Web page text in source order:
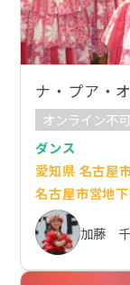
ナ・プア・
オンライン不可
ダンス
愛知県 名古屋
名古屋市営地
加藤